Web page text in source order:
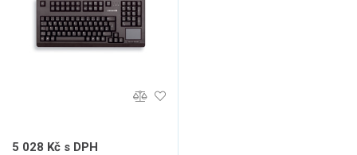
5 028 Kč s DPH